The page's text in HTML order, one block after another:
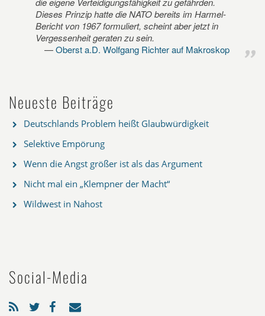
Dieses Prinzip hatte die NATO bereits im Harmel-
Bericht von 1967 formuliert, scheint aber jetzt in
Vergessenheit geraten zu sein.
Oberst a.D. Wolfgang Richter auf Makroskop
Neueste Beiträge
Deutschlands Problem heißt Glaubwürdigkeit
Selektive Empörung
Wenn die Angst größer ist als das Argument
Nicht mal ein „Klempner der Macht“
Wildwest in Nahost
Social-Media